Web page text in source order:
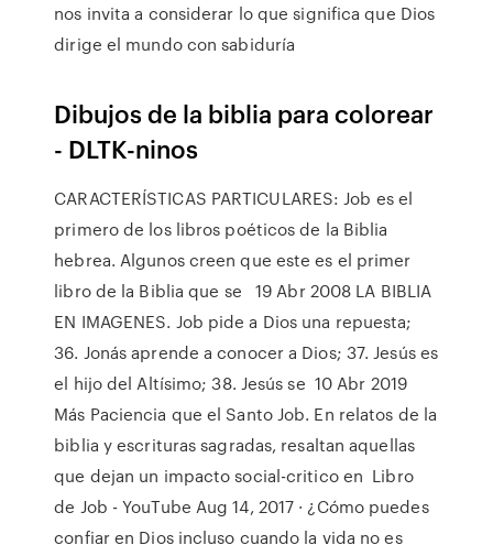
nos invita a considerar lo que significa que Dios
dirige el mundo con sabiduría
Dibujos de la biblia para colorear
- DLTK-ninos
CARACTERÍSTICAS PARTICULARES: Job es el
primero de los libros poéticos de la Biblia
hebrea. Algunos creen que este es el primer
libro de la Biblia que se 19 Abr 2008 LA BIBLIA
EN IMAGENES. Job pide a Dios una repuesta;
36. Jonás aprende a conocer a Dios; 37. Jesús es
el hijo del Altísimo; 38. Jesús se 10 Abr 2019
Más Paciencia que el Santo Job. En relatos de la
biblia y escrituras sagradas, resaltan aquellas
que dejan un impacto social-critico en Libro
de Job - YouTube Aug 14, 2017 · ¿Cómo puedes
confiar en Dios incluso cuando la vida no es